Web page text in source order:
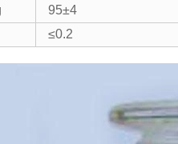
95±4
≤0.2